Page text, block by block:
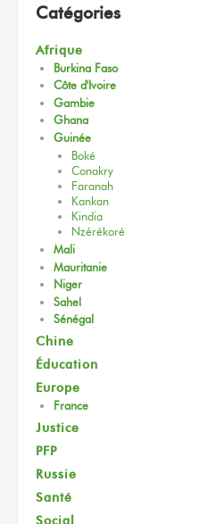
Catégories
Afrique
Burkina Faso
Côte d'Ivoire
Gambie
Ghana
Guinée
Boké
Conakry
Faranah
Kankan
Kindia
Nzérékoré
Mali
Mauritanie
Niger
Sahel
Sénégal
Chine
Éducation
Europe
France
Justice
PFP
Russie
Santé
Social